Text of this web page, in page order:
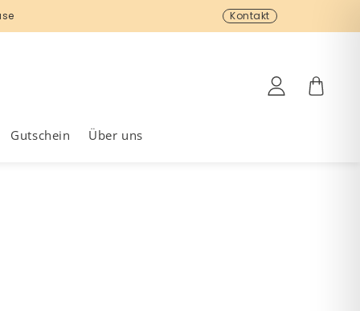
Kontakt
Gutschein Über uns
Einloggen